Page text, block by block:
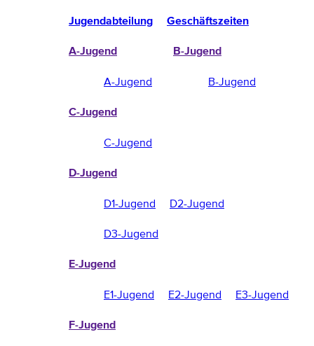
Jugendabteilung Geschäftszeiten
A-Jugend
A-Jugend
B-Jugend
B-Jugend
C-Jugend
C-Jugend
D-Jugend
D1-Jugend
D2-Jugend
D3-Jugend
E-Jugend
E1-Jugend E2-Jugend E3-Jugend
F-Jugend